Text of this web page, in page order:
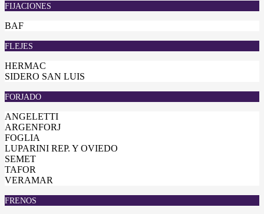
FIJACIONES
BAF
FLEJES
HERMAC
SIDERO SAN LUIS
FORJADO
ANGELETTI
ARGENFORJ
FOGLIA
LUPARINI REP. Y OVIEDO
SEMET
TAFOR
VERAMAR
FRENOS